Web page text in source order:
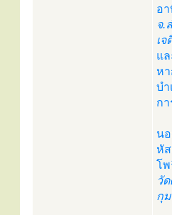
อ
จ.
เ
แ
ห
บ
ก
น
หั
โ
วั
กุ